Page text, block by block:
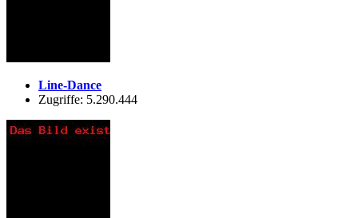
Line-Dance
Zugriffe: 5.290.444